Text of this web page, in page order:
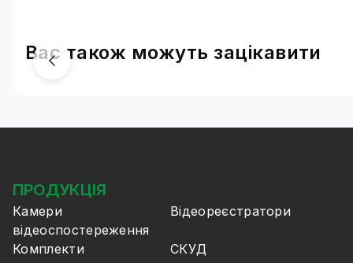
Вас також можуть зацікавити
ПРОДУКЦІЯ
Камери
відеоспостереження
Відеореєстратори
Комплекти
СКУД